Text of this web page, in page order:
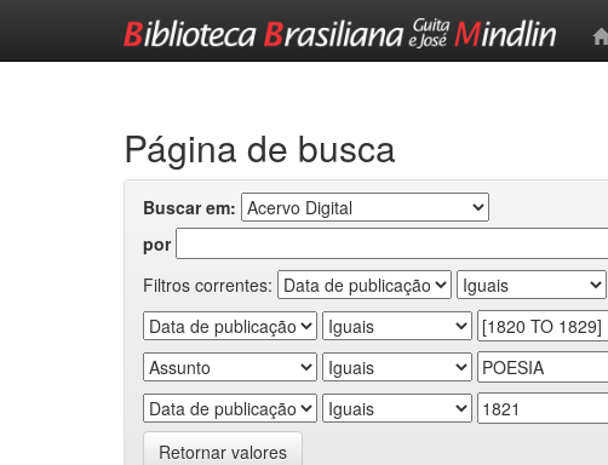
Página de busca
Buscar em:
por
Filtros correntes:
Retornar valores